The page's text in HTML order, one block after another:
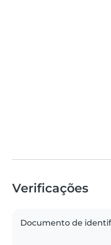
Verificações
Documento de